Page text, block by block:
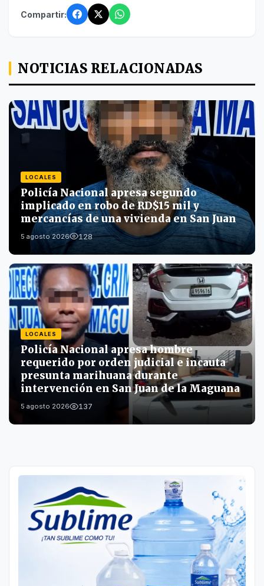
Compartir:
NOTICIAS RELACIONADAS
LOCALES
Policía Nacional apresa segundo
implicado en robo de RD$15 mil y
mercancías de una vivienda en San Juan
5 agosto 2026 128
LOCALES
Policía Nacional apresa hombre
requerido por orden judicial e incauta
presunta marihuana durante
intervención en San Juan de la Maguana
5 agosto 2026 137